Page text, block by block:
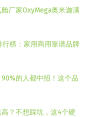
厂家OxyMega奥米迦满
榜：家用商用靠谱品牌
的人都中招！这个品
？不想踩坑，这4个硬